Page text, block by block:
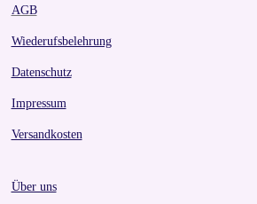
AGB
Wiederufsbelehrung
Datenschutz
Impressum
Versandkosten
Über uns